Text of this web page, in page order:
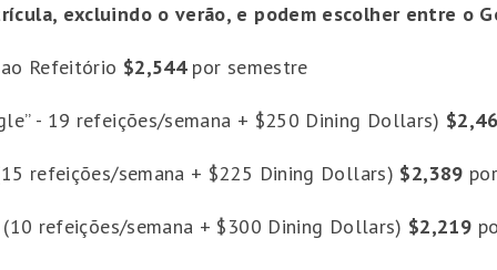
excluindo o verão, e podem escolher entre o
Refeitório $2,544por semestre
- 19 refeições/semana + $250 Dining Dollars)
refeições/semana + $225 Dining Dollars) $2,389
(10 refeições/semana + $300 Dining Dollars) $2,219